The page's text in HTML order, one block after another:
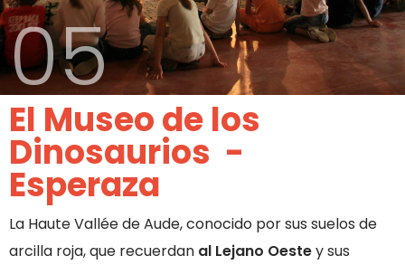
05
El Museo de los
Dinosaurios -
Esperaza
La Haute Vallée de Aude, conocido por sus suelos de
arcilla roja, que recuerdan al Lejano Oestey sus